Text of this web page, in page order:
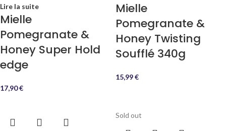
Lire la suite
Mielle
Pomegranate &
Honey Super Hold
edge
17,90€
Mielle
Pomegranate &
Honey Twisting
Soufflé 340g
15,99€
Sold out